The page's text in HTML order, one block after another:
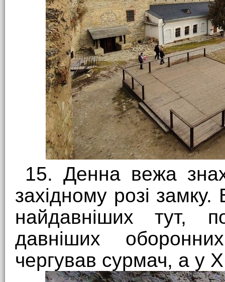
15. Денна вежа
західному розі
найдавніших тут,
давніших
чергував сурмач, а у